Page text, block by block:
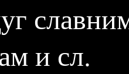
и сл.